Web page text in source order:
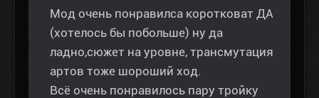
Мод очень понравилса коротковат ДА
(хотелось бы побольше) ну да
ладно,сюжет на уровне, трансмутация
артов тоже шороший ход.
Всё очень понравилось пару тройку